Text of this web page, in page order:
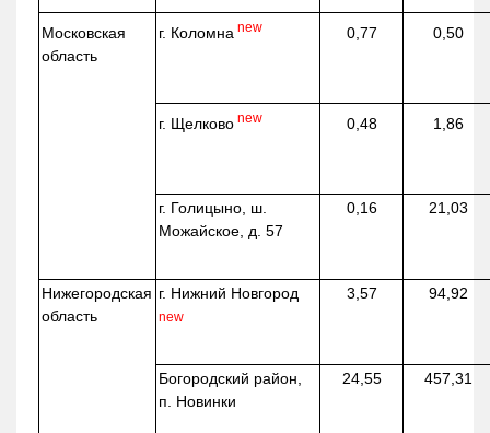
Московская
область
г. Коломна new 0,77 0,50
г. Щелково new 0,48 1,86
г. Голицыно, ш.
Можайское, д. 57
0,16 21,03
Нижегородская
область
г. Нижний Новгород
new
3,57 94,92
Богородский район,
п. Новинки
24,55 457,31